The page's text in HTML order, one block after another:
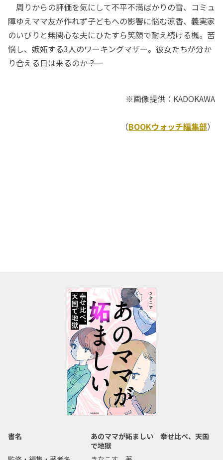
周りからの評価を気にして不平不満ばかりの雪、コミュ
障ゆえママ友が作れず子どもへの影響に悩む涼香、義実家
のいびりと無関心な夫にひたすら笑顔で耐え続ける楓。苦
悩し、嫉妬する3人のワーキングマザー。彼女たちが分か
り合える日は来るのか――？
※画像提供：KADOKAWA
（BOOKウォッチ編集部）
書名
あのママが妬ましい 幸せ比べ、天国
で地獄